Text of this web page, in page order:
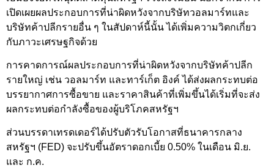
เปิดเผยผลประกอบการที่น่าผิดหวังจากบริษัทวอลมาร์ทและ
บริษัทค้าปลีกรายอื่น ๆ ในสัปดาห์นี้นั้น ได้เพิ่มความวิตกเกี่ยว
กับภาวะเศรษฐกิจด้วย
การคาดการณ์ผลประกอบการที่น่าผิดหวังจากบริษัทค้าปลีก
รายใหญ่ เช่น วอลมาร์ท และทาร์เก็ต อิงค์ ได้ส่งผลกระทบต่อ
บรรยากาศการซื้อขาย และราคาสินค้าที่เพิ่มขึ้นได้เริ่มที่จะส่ง
ผลกระทบต่อกำลังซื้อของผู้บริโภคสหรัฐฯ
ส่วนบรรดาเทรดเดอร์ได้ปรับตัวรับโอกาสที่ธนาคารกลาง
สหรัฐฯ (FED) จะปรับขึ้นอัตราดอกเบี้ย 0.50% ในเดือน มิ.ย.
และ ก.ค.